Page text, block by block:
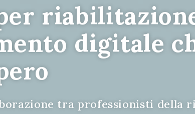
digitale
tra professionisti della